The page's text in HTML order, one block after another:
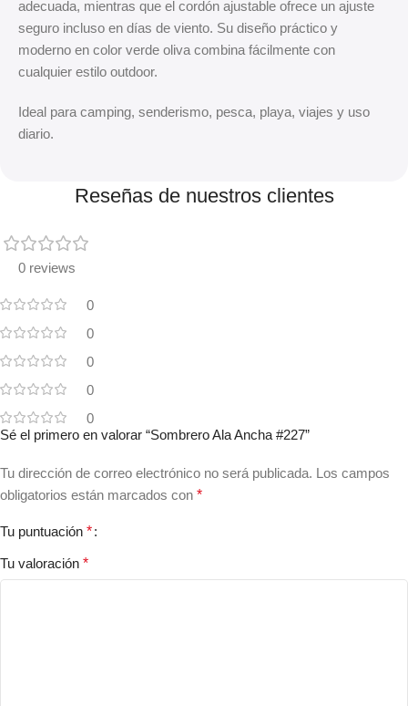
adecuada, mientras que el cordón ajustable ofrece un ajuste
seguro incluso en días de viento. Su diseño práctico y
moderno en color verde oliva combina fácilmente con
cualquier estilo outdoor.
Ideal para camping, senderismo, pesca, playa, viajes y uso
diario.
Reseñas de nuestros clientes
0 reviews
0
0
0
0
0
Sé el primero en valorar “Sombrero Ala Ancha #227”
Tu dirección de correo electrónico no será publicada. Los campos
obligatorios están marcados con *
Tu puntuación *
Tu valoración *